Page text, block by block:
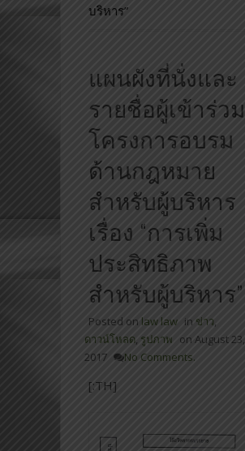
บริหาร”
แผนผังที่นั่งและ
รายชื่อผู้เข้าร่วม
โครงการอบรม
ด้านกฎหมาย
สำหรับผู้บริหาร
เรื่อง “การเพิ่ม
ประสิทธิภาพ
สำหรับผู้บริหาร”
Posted on law law in ข่าว,
ดาวน์โหลด, รูปภาพ on August 23,
2017
No Comments.
[:TH]